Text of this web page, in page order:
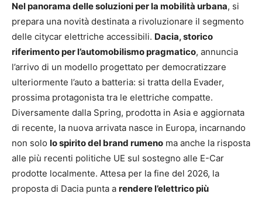
Nel panorama delle soluzioni per la mobilità urbana, si
prepara una novità destinata a rivoluzionare il segmento
delle citycar elettriche accessibili. Dacia, storico
riferimento per l’automobilismo pragmatico, annuncia
l’arrivo di un modello progettato per democratizzare
ulteriormente l’auto a batteria: si tratta della Evader,
prossima protagonista tra le elettriche compatte.
Diversamente dalla Spring, prodotta in Asia e aggiornata
di recente, la nuova arrivata nasce in Europa, incarnando
non solo lo spirito del brand rumeno ma anche la risposta
alle più recenti politiche UE sul sostegno alle E-Car
prodotte localmente. Attesa per la fine del 2026, la
proposta di Dacia punta a rendere l’elettrico più